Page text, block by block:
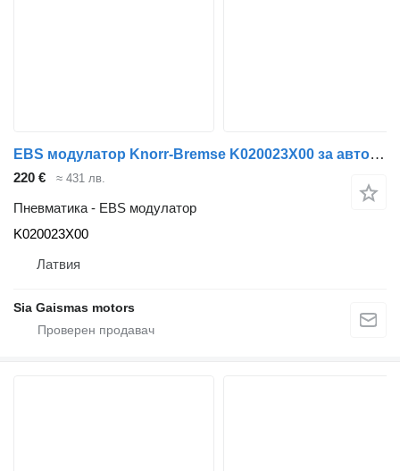
EBS модулатор Knorr-Bremse K020023X00 за автобус Volvo 8700
220 € ≈ 431 лв.
Пневматика - EBS модулатор
K020023X00
Латвия
Sia Gaismas motors